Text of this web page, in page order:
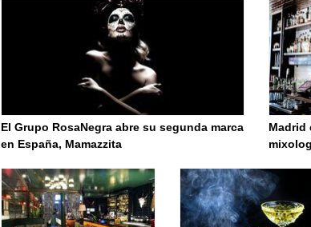
El Grupo RosaNegra abre su segunda marca
en España, Mamazzita
Madrid